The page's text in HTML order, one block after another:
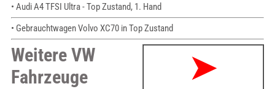
• Audi A4 TFSI Ultra - Top Zustand, 1. Hand
• Gebrauchtwagen Volvo XC70 in Top Zustand
Weitere VW
Fahrzeuge